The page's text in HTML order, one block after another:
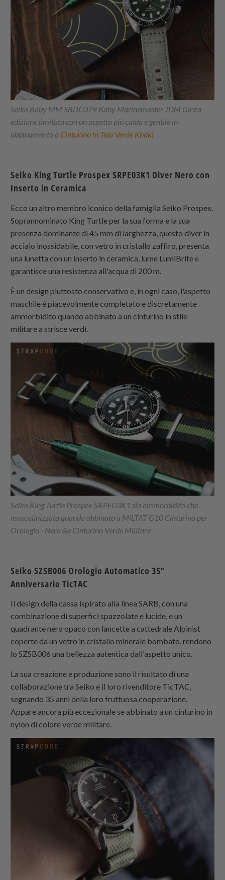
Seiko Baby MM SBDC079 Baby Marinemaster JDM Ginza
edizione limitata con un aspetto più caldo e gentile in
abbinamento a Cinturino in Tela Verde Khaki
Seiko King Turtle Prospex SRPE03K1 Diver Nero con
Inserto in Ceramica
Ecco un altro membro iconico della famiglia Seiko Prospex.
Soprannominato King Turtle per la sua forma e la sua
presenza dominante di 45 mm di larghezza, questo diver in
acciaio inossidabile, con vetro in cristallo zaffiro, presenta
una lunetta con un inserto in ceramica, lume LumiBrite e
garantisce una resistenza all'acqua di 200 m.
È un design piuttosto conservativo e, in ogni caso, l'aspetto
maschile è piacevolmente completato e discretamente
ammorbidito quando abbinato a un cinturino in stile
militare a strisce verdi.
Seiko King Turtle Prospex SRPE03K1 sia ammorbidito che
mascolinizzato quando abbinato a MiLTAT G10 Cinturino per
Orologio - Nero &e Cinturino Verde Militare
Seiko SZSB006 Orologio Automatico 35°
Anniversario TicTAC
Il design della cassa ispirato alla linea SARB, con una
combinazione di superfici spazzolate e lucide, e un
quadrante nero opaco con lancette a cattedrale Alpinist
coperte da un vetro in cristallo minerale bombato, rendono
lo SZSB006 una bellezza autentica dall'aspetto unico.
La sua creazione e produzione sono il risultato di una
collaborazione tra Seiko e il loro rivenditore TicTAC,
segnando 35 anni della loro fruttuosa cooperazione.
Appare ancora più eccezionale se abbinato a un cinturino in
nylon di colore verde militare.